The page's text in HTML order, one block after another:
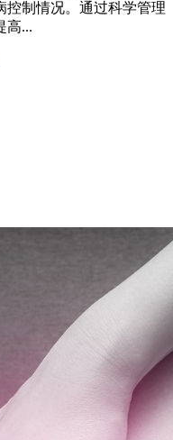
控制情况。通过科学管理
高...